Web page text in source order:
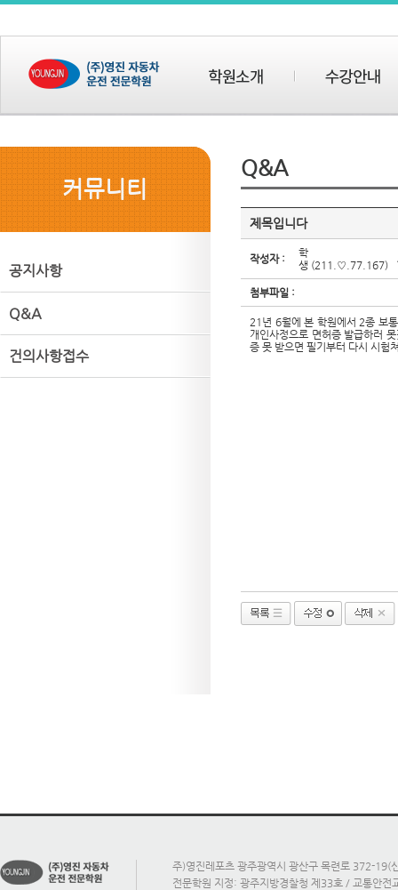
커뮤니티
공지사항
Q&A
건의사항접수
Q&A
제목입니다
작성자 :
학
생 (211.♡.77.167)
첨부파일 :
21년 6월에 본 학원에서 2종 보
개인사정으로 면허증 발급하러
증 못 받으면 필기부터 다시 시험
주)영진레포츠 광주광역시 광산구 목련로 372-
전문학원 지정: 광주지방경찰청 제33호 / 교통안전